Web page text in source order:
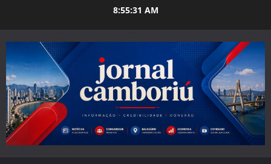
8:55:33 AM